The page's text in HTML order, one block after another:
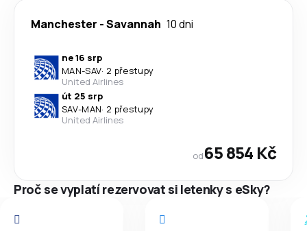
Manchester -Savannah 10 dni
ne 16 srp
MAN-SAV· 2 přestupy
United Airlines
út 25 srp
SAV-MAN· 2 přestupy
United Airlines
od65 854 Kč
Proč se vyplatí rezervovat si letenky s eSky?